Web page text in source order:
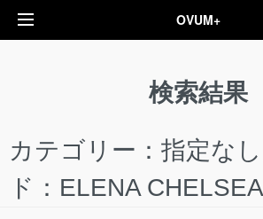
OVUM+
検索結果
カテゴリー：指定な
ド：ELENA CHELSEA